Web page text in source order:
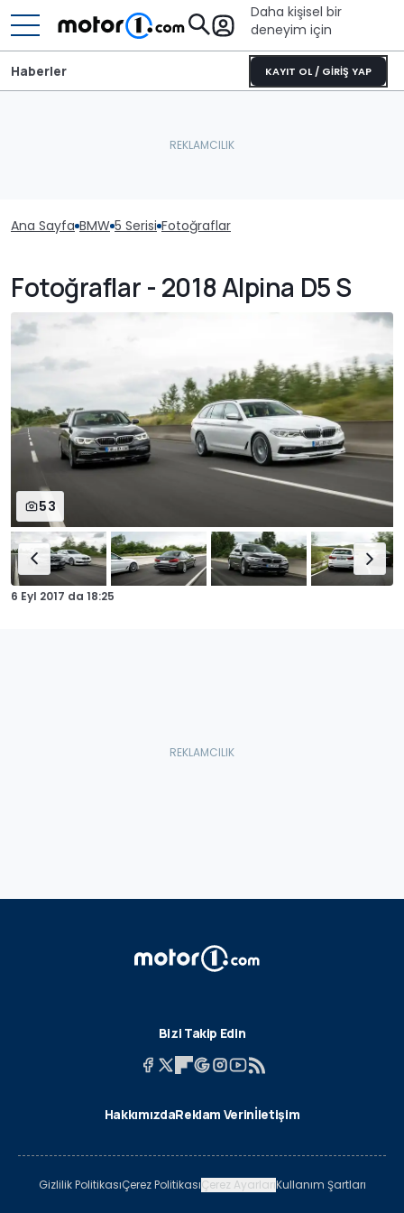
Daha kişisel bir
deneyim için
KAYIT OL / GİRİŞ YAP
Haberler
Ana Sayfa BMW 5 Serisi Fotoğraflar
Fotoğraflar - 2018 Alpina D5 S
53
6 Eyl 2017 da 18:25
Bizi Takip Edin
HakkımızdaReklam Verinİletişim
Gizlilik PolitikasıÇerez PolitikasıÇerez AyarlarıKullanım Şartları